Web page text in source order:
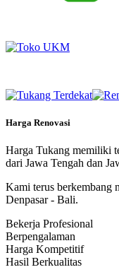
Harga Renovasi
Harga Tukang memiliki
dari Jawa Tengah dan
Kami terus berkembang
Denpasar - Bali.
Bekerja Profesional
Berpengalaman
Harga Kompetitif
Hasil Berkualitas